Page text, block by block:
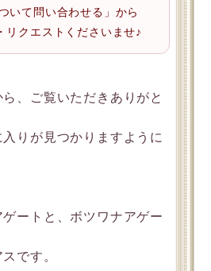
いて問い合わせる」から
リクエストくださいませ♪
、ご覧いただきありがと
りが見つかりますように
ートと、ボツワナアゲー
です。